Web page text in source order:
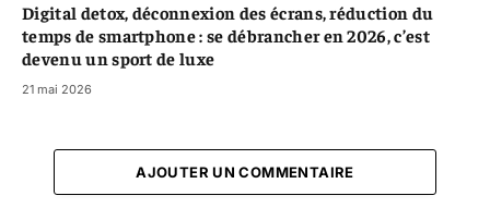
Digital detox, déconnexion des écrans, réduction du
temps de smartphone : se débrancher en 2026, c’est
devenu un sport de luxe
21 mai 2026
AJOUTER UN COMMENTAIRE